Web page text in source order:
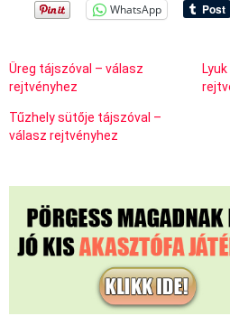
WhatsApp
Üreg tájszóval – válasz
rejtvényhez
Tűzhely sütője tájszóval –
válasz rejtvényhez